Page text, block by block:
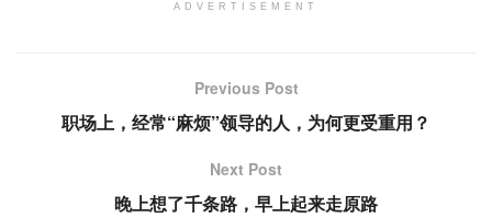
ADVERTISEMENT
Previous Post
职场上，经常“麻烦”领导的人，为何更受重用？
Next Post
晚上想了千条路，早上起来走原路